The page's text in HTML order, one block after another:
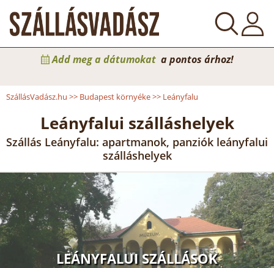
Add meg a dátumokat a pontos árhoz!
SzállásVadász.hu >> Budapest környéke>> Leányfalu
Leányfalui szálláshelyek
Szállás Leányfalu: apartmanok, panziók leányfalui
szálláshelyek
LEÁNYFALUI SZÁLLÁSOK